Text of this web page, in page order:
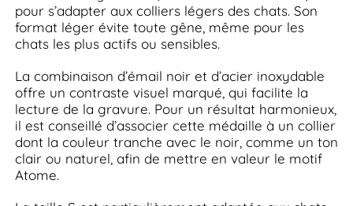
pour s’adapter aux colliers légers des chats. Son
format léger évite toute gêne, même pour les
chats les plus actifs ou sensibles.
La combinaison d’émail noir et d’acier inoxydable
offre un contraste visuel marqué, qui facilite la
lecture de la gravure. Pour un résultat harmonieux,
il est conseillé d’associer cette médaille à un collier
dont la couleur tranche avec le noir, comme un ton
clair ou naturel, afin de mettre en valeur le motif
Atome.